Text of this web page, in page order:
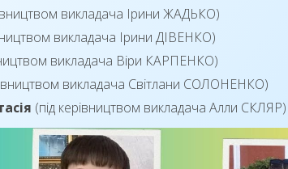
викладача Ірини ЖАДЬКО)
викладача Ірини ДІВЕНКО)
викладача Віри КАРПЕНКО)
викладача Світлани СОЛОНЕНКО)
(під керівництвом викладача Алли СКЛЯР)